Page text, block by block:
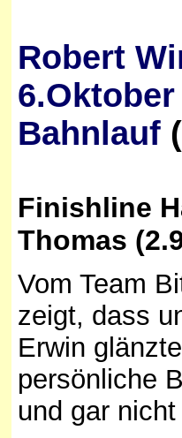
Robert
Bahnlauf
Finishline
Thomas
Vom Team
zeigt, dass
Erwin
persönliche
und gar